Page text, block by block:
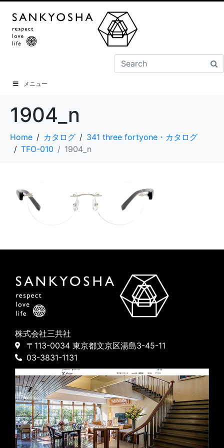
メニュー
1904_n
Home カタログ
341 three fortyone・カタログ
TFO-010
1904_n
株式会社三共社
〒113-0034 東京都文京区湯島3-45-11
03-3831-1131